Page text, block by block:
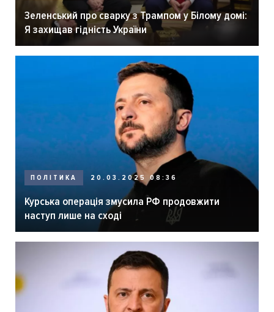
Зеленський про сварку з Трампом у Білому домі:
Я захищав гідність України
ПОЛІТИКА 20.03.2025 08:36
Курська операція змусила РФ продовжити
наступ лише на сході